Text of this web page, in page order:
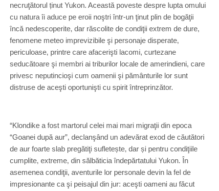
necruţătorul ținut Yukon. Această poveste despre lupta omului
cu natura îi aduce pe eroii noştri într-un ţinut plin de bogăţii
încă nedescoperite, dar răscolite de condiţii extrem de dure,
fenomene meteo imprevizibile şi personaje disperate,
periculoase, printre care afacerişti lacomi, curtezane
seducătoare şi membri ai triburilor locale de amerindieni, care
privesc neputincioşi cum oamenii şi pământurile lor sunt
distruse de aceşti oportunişti cu spirit întreprinzător.
“Klondike a fost martorul celei mai mari migraţii din epoca
“Goanei după aur”, declanşând un adevărat exod de căutători
de aur foarte slab pregătiţi sufletește, dar și pentru condiţiile
cumplite, extreme, din sălbăticia îndepărtatului Yukon. În
asemenea condiţii, aventurile lor personale devin la fel de
impresionante ca şi peisajul din jur: aceşti oameni au făcut